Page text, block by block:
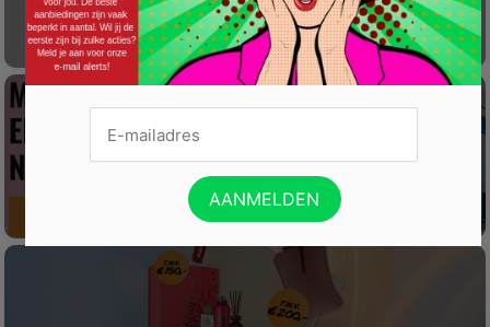
Gratis Princess elektrische kachel t.w.v. €
100
Win een wijnreis naar Spanje